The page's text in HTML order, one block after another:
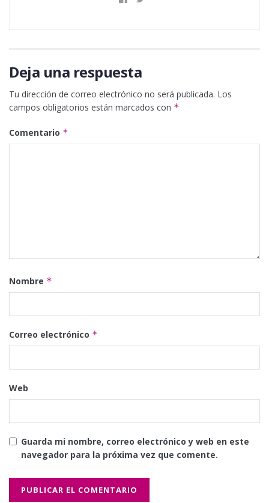
Deja una respuesta
Tu dirección de correo electrónico no será publicada. Los
campos obligatorios están marcados con *
Comentario *
Nombre *
Correo electrónico *
Web
Guarda mi nombre, correo electrónico y web en este
navegador para la próxima vez que comente.